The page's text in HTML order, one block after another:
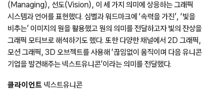
(Managing), 선도(Vision), 이 세 가지 의미에 상응하는 그래픽
시스템과 언어를 표현했다. 심벌과 워드마크에 ‘속력을 가진’, ‘빛을
비추는’ 이미지의 원을 활용했고 원의 의미를 전달하고자 빛의 잔상을
그래픽 모티브로 해석하기도 했다. 또한 다양한 채널에서 2D 그래픽,
모션 그래픽, 3D 오브젝트를 사용해 ‘끊임없이 움직이며 다음 유니콘
기업을 발견해주는 넥스트유니콘’이라는 의미를 전달했다.
클라이언트 넥스트유니콘